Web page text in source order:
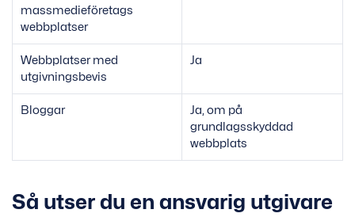
massmedieföretags
webbplatser
Webbplatser med
utgivningsbevis
Ja
Bloggar
Ja, om på
grundlagsskyddad
webbplats
Så utser du en ansvarig utgivare